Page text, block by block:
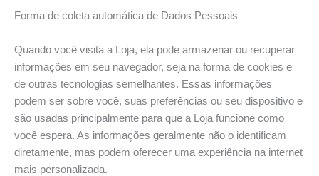
Forma de coleta automática de Dados Pessoais
Quando você visita a Loja, ela pode armazenar ou recuperar
informações em seu navegador, seja na forma de cookies e
de outras tecnologias semelhantes. Essas informações
podem ser sobre você, suas preferências ou seu dispositivo e
são usadas principalmente para que a Loja funcione como
você espera. As informações geralmente não o identificam
diretamente, mas podem oferecer uma experiência na internet
mais personalizada.